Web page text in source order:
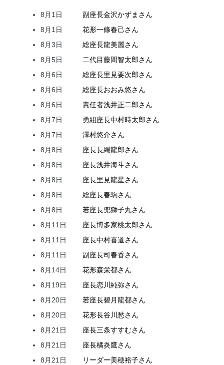
8月1日 副座長金沢かずま さん
8月1日
花形一條春己さん
8月3日
総座長龍美麗さん
8月5日
二代目藤間智太郎さん
8月6日
総座長里見要次郎さん
8月6日
総座長おおみ悠さん
8月6日
責任者浅井正二郎さん
8月7日
勇組座長中村時太郎さん
8月7日
澤村悠介さん
8月8日
座長長縄龍郎さん
8月8日
座長浅井海斗さん
8月8日
座長里見龍星さん
8月8日
総座長春駒さん
8月8日
若座長兜獅子丸さん
8月11日
座長博多家桃太郎さん
8月11日
座長中村喜道さん
8月11日
副座長司春香さん
8月14日
花形森栄都さん
8月19日
座長恋川純弥さん
8月20日
若座長碧月龍都さん
8月20日
花形長谷川愁さん
8月21日
座長三条すすむさん
8月21日
座長橘炎鷹さん
8月21日
リーダー美穂裕子さん